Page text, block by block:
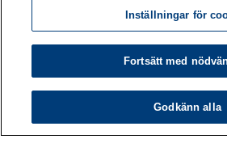
Inställningar för
Fortsätt med
Godkänn alla